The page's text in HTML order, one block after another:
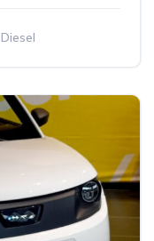
Diesel